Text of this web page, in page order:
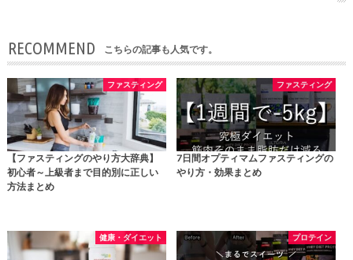
RECOMMEND こちらの記事も人気です。
ファスティング
【ファスティングのやり方大辞典】
初心者～上級者まで目的別に正しい
方法まとめ
ファスティング
7日間オプティマムファスティングの
やり方・効果まとめ
健康・ダイエット プロテイン